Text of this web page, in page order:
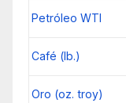
Petróleo WTI
Café (lb.)
Oro (oz. troy)